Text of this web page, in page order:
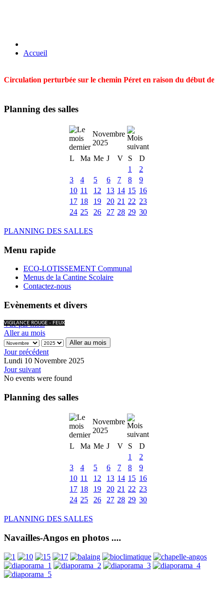
Accueil
Circulation perturbée sur le chemin Péret en raison du début
Planning des salles
Novembre
2025
L
Ma Me J V S
D
1
2
3
4 5 6 7 8
9
10 11 12 13 14 15 16
17 18 19 20 21 22 23
24 25 26 27 28 29 30
PLANNING DES SALLES
Menu rapide
ECO-LOTISSEMENT Communal
Menus de la Cantine Scolaire
Contactez-nous
Evènements et divers
VIGILANCE ROUGE - FEUX
Vue par mois
Aller au mois
Aller au mois
Jour précédent
Lundi 10 Novembre 2025
Jour suivant
No events were found
Planning des salles
Novembre
2025
L
Ma Me J V S
D
1
2
3
4 5 6 7 8
9
10 11 12 13 14 15 16
17 18 19 20 21 22 23
24 25 26 27 28 29 30
PLANNING DES SALLES
Navailles-Angos en photos ....